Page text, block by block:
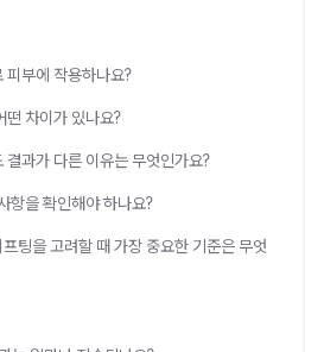
피부에 작용하나요?
떤 차이가 있나요?
과가 다른 이유는 무엇인가요?
항을 확인해야 하나요?
팅을 고려할 때 가장 중요한 기준은 무엇